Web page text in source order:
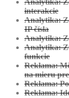
Zobraziť projekt
Polomka:Projekt
Analytika:
interakcie
Analytika:
IP čísla
Analytika:
Analytika:
funkcie
Reklama:
na mieru
Reklama:
Reklama: